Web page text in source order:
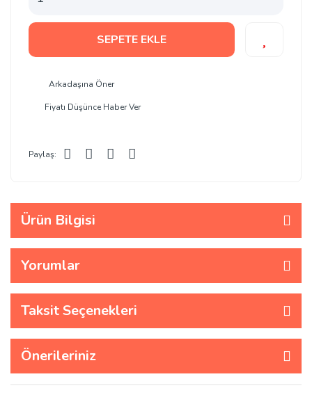
SEPETE EKLE
Arkadaşına Öner
Fiyatı Düşünce Haber Ver
Paylaş:
Ürün Bilgisi
Yorumlar
Taksit Seçenekleri
Önerileriniz